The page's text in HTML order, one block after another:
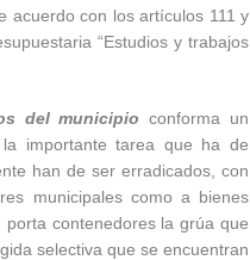
acuerdo con los artículos 111 y
“Estudios y trabajos
del municipio conforma un
importante tarea que ha de
han de ser erradicados, con
municipales como a bienes
contenedores la grúa que
selectiva que se encuentran